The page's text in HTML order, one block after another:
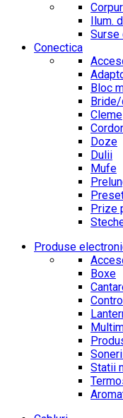
Ilum.
Surse
Conectica
Bloc
Cleme
Doze
Dulii
Mufe
Prize
Produse
Boxe
Statii